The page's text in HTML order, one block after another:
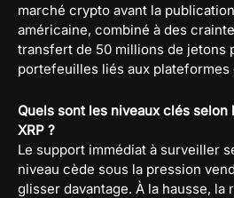
marché crypto avant la
américaine, combiné à des
transfert de 50 millions de jetons
portefeuilles liés aux plateformes
Quels sont les niveaux clés selon
XRP ?
Le support immédiat à surveiller
niveau cède sous la pression
glisser davantage. À la hausse, la